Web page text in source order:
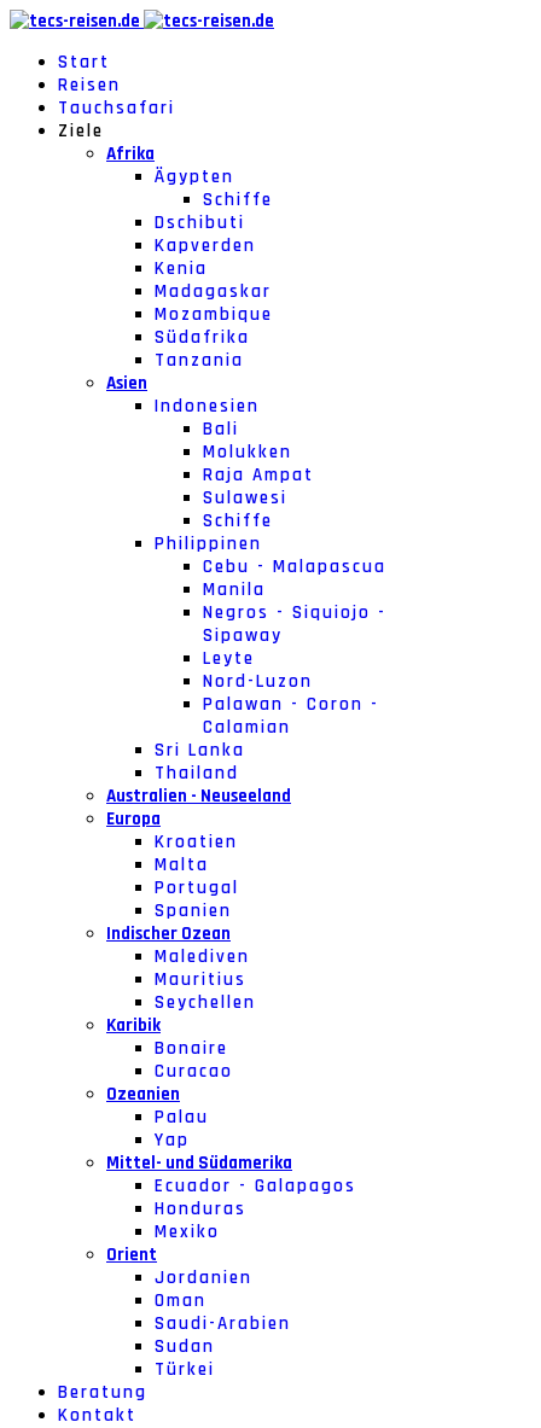
Start
Reisen
Tauchsafari
Ziele
Afrika
Ägypten
Schiffe
Dschibuti
Kapverden
Kenia
Madagaskar
Mozambique
Südafrika
Tanzania
Asien
Indonesien
Bali
Molukken
Raja Ampat
Sulawesi
Schiffe
Philippinen
Cebu - Malapascua
Manila
Negros - Siquiojo -
Sipaway
Leyte
Nord-Luzon
Palawan - Coron -
Calamian
Sri Lanka
Thailand
Australien - Neuseeland
Europa
Kroatien
Malta
Portugal
Spanien
Indischer Ozean
Malediven
Mauritius
Seychellen
Karibik
Bonaire
Curacao
Ozeanien
Palau
Yap
Mittel- und Südamerika
Ecuador - Galapagos
Honduras
Mexiko
Orient
Jordanien
Oman
Saudi-Arabien
Sudan
Türkei
Beratung
Kontakt